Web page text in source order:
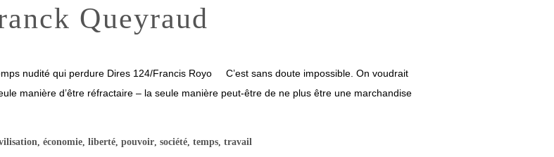
Queyraud
nudité qui perdure Dires 124/Francis Royo C’est sans doute impossible. On voudrait
manière d’être réfractaire – la seule manière peut-être de ne plus être une marchandise
économie liberté pouvoir société temps travail